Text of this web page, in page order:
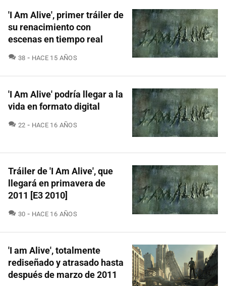
'I Am Alive', primer tráiler de
su renacimiento con
escenas en tiempo real
38 COMENTARIOS
HACE 15 AÑOS
'I Am Alive' podría llegar a la
vida en formato digital
22 COMENTARIOS
HACE 16 AÑOS
Tráiler de 'I Am Alive', que
llegará en primavera de
2011 [E3 2010]
30 COMENTARIOS
HACE 16 AÑOS
'I am Alive', totalmente
rediseñado y atrasado hasta
después de marzo de 2011